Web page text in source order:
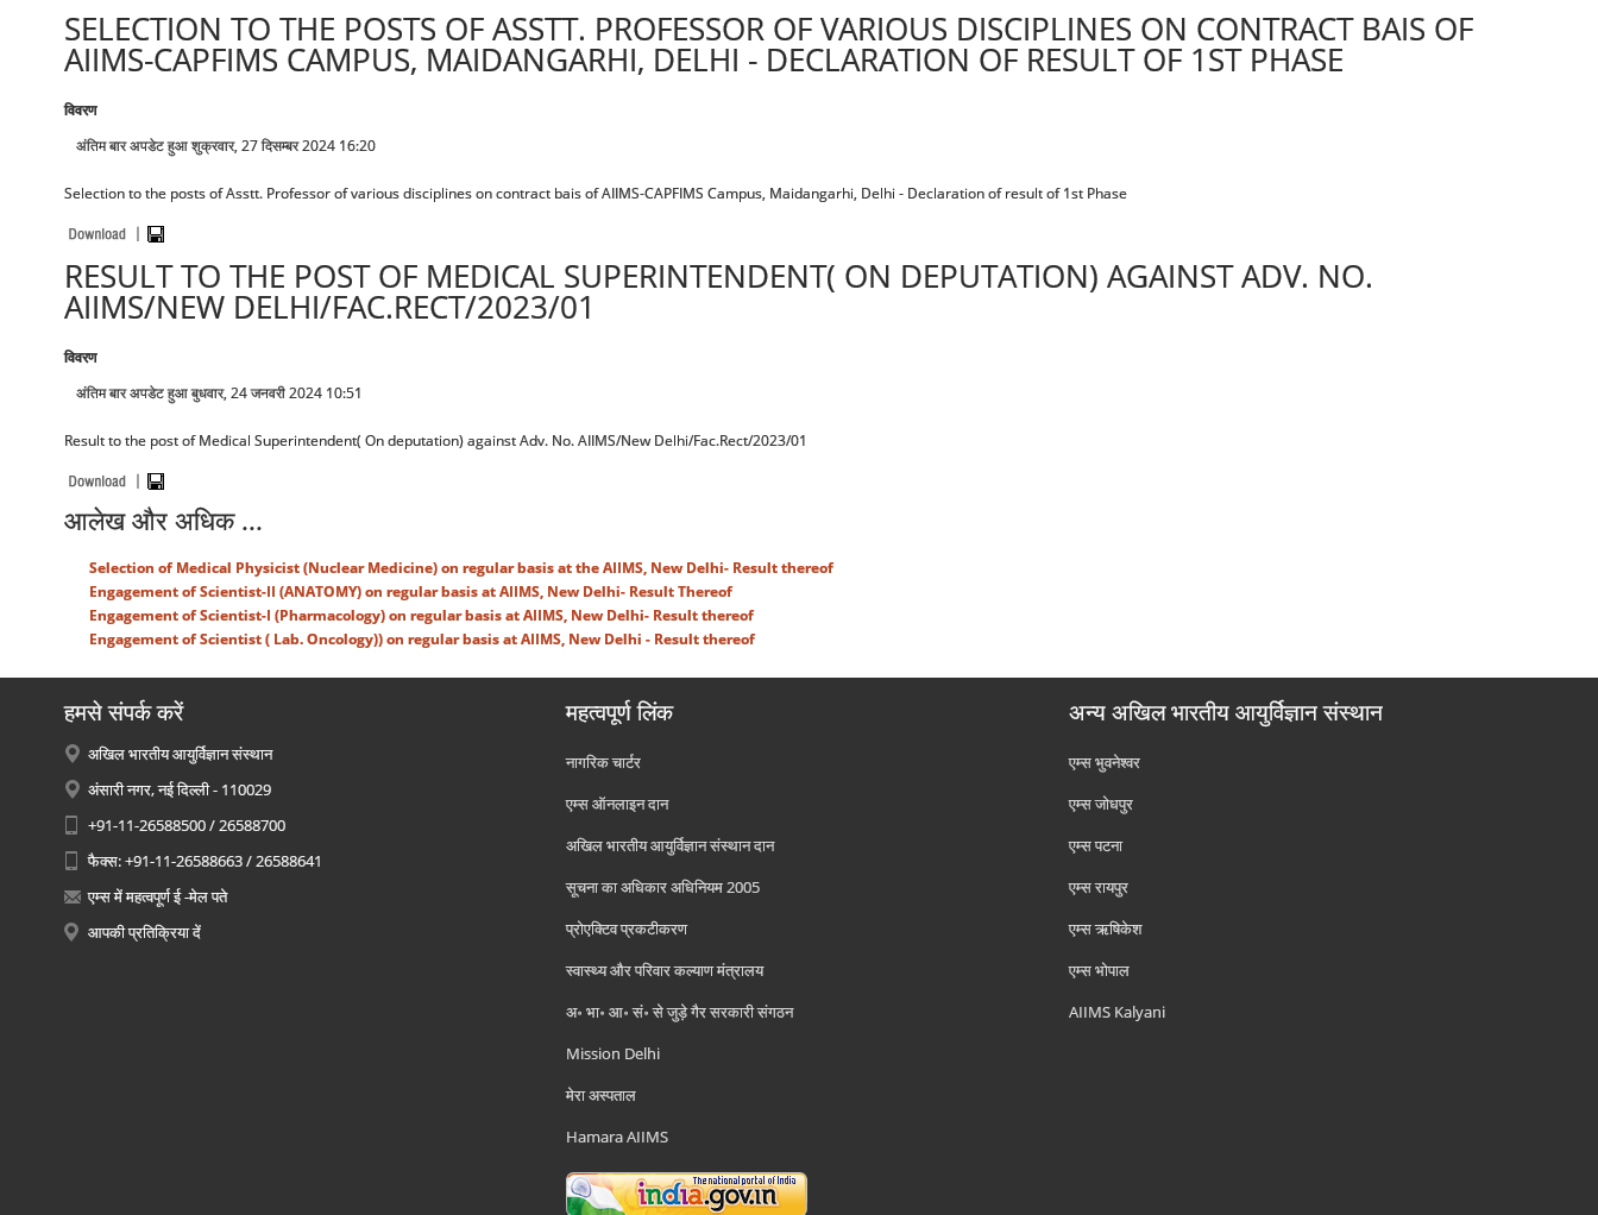
SELECTION TO THE POSTS OF ASSTT. PROFESSOR OF VARIOUS DISCIPLINES ON CONTRACT BAIS OF
AIIMS-CAPFIMS CAMPUS, MAIDANGARHI, DELHI - DECLARATION OF RESULT OF 1ST PHASE
विवरण
अंतिम बार अपडेट हुआ शुक्रवार, 27 दिसम्बर 2024 16:20
Selection to the posts of Asstt. Professor of various disciplines on contract bais of AIIMS-CAPFIMS Campus, Maidangarhi, Delhi - Declaration of result of 1st Phase
RESULT TO THE POST OF MEDICAL SUPERINTENDENT( ON DEPUTATION) AGAINST ADV. NO.
AIIMS/NEW DELHI/FAC.RECT/2023/01
विवरण
अंतिम बार अपडेट हुआ बुधवार, 24 जनवरी 2024 10:51
Result to the post of Medical Superintendent( On deputation) against Adv. No. AIIMS/New Delhi/Fac.Rect/2023/01
आलेख और अधिक ...
Selection of Medical Physicist (Nuclear Medicine) on regular basis at the AIIMS, New Delhi- Result thereof
Engagement of Scientist-II (ANATOMY) on regular basis at AIIMS, New Delhi- Result Thereof
Engagement of Scientist-I (Pharmacology) on regular basis at AIIMS, New Delhi- Result thereof
Engagement of Scientist ( Lab. Oncology)) on regular basis at AIIMS, New Delhi - Result thereof
हमसे संपर्क करें
अखिल भारतीय आयुर्विज्ञान संस्थान
अंसारी नगर, नई दिल्ली - 110029
+91-11-26588500 / 26588700
फैक्स: +91-11-26588663 / 26588641
एम्स में महत्वपूर्ण ई -मेल पते
आपकी प्रतिक्रिया दें
महत्वपूर्ण लिंक
नागरिक चार्टर
एम्स ऑनलाइन दान
अखिल भारतीय आयुर्विज्ञान संस्थान दान
सूचना का अधिकार अधिनियम 2005
प्रोएक्टिव प्रकटीकरण
स्वास्थ्य और परिवार कल्याण मंत्रालय
अ॰ भा॰ आ॰ सं॰ से जुड़े गैर सरकारी संगठन
Mission Delhi
मेरा अस्पताल
Hamara AIIMS
अन्य अखिल भारतीय आयुर्विज्ञान संस्थान
एम्‍स भुवनेश्वर
एम्‍स जोधपुर
एम्‍स पटना
एम्‍स रायपुर
एम्‍स ऋषिकेश
एम्‍स भोपाल
AIIMS Kalyani